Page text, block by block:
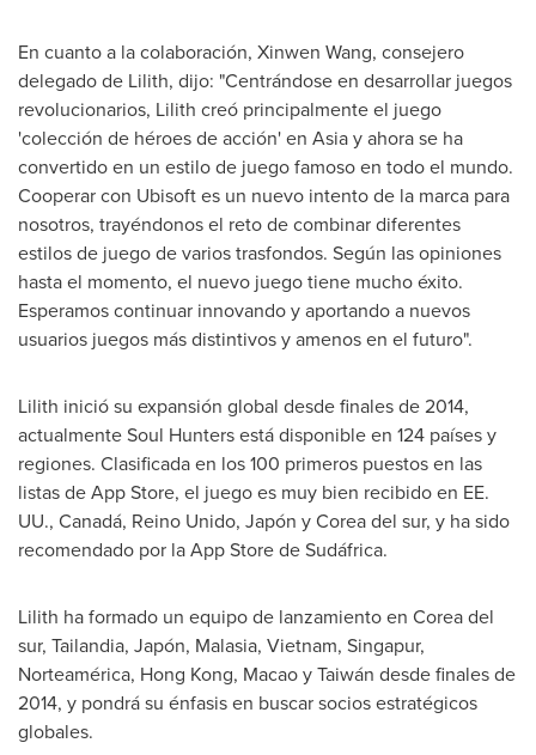
En cuanto a la colaboración, Xinwen Wang, consejero
delegado de Lilith, dijo: "Centrándose en desarrollar juegos
revolucionarios, Lilith creó principalmente el juego
'colección de héroes de acción' en Asiay ahora se ha
convertido en un estilo de juego famoso en todo el mundo.
Cooperar con Ubisoft es un nuevo intento de la marca para
nosotros, trayéndonos el reto de combinar diferentes
estilos de juego de varios trasfondos. Según las opiniones
hasta el momento, el nuevo juego tiene mucho éxito.
Esperamos continuar innovando y aportando a nuevos
usuarios juegos más distintivos y amenos en el futuro".
Lilith inició su expansión global desde finales de 2014,
actualmente Soul Hunters está disponible en 124 países y
regiones. Clasificada en los 100 primeros puestos en las
listas deApp Store, el juego es muy bien recibido en EE.
UU., Canadá, Reino Unido, Japón yCorea del sur, y ha sido
recomendado por la App Store de Sudáfrica.
Lilith ha formado un equipo de lanzamiento en Corea del
sur, Tailandia, Japón, Malasia, Vietnam, Singapur,
Norteamérica, Hong Kong, Macaoy Taiwán desde finales de
2014, y pondrá su énfasis en buscar socios estratégicos
globales.